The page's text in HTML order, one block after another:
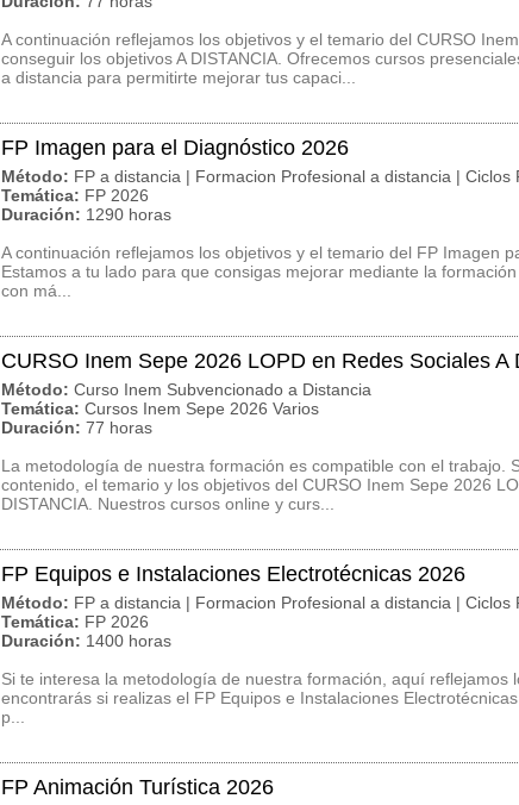
A continuación reflejamos los objetivos y el temario del CURSO
conseguir los objetivos A DISTANCIA. Ofrecemos cursos
a distancia para permitirte mejorar tus capaci...
FP Imagen para el Diagnóstico 2026
Método: FP a distancia | Formacion Profesional a distancia | Ciclos
Temática: FP 2026
Duración: 1290 horas
A continuación reflejamos los objetivos y el temario del FP Imagen
Estamos a tu lado para que consigas mejorar mediante la
con má...
CURSO Inem Sepe 2026 LOPD en Redes Sociales A
Método: Curso Inem Subvencionado a Distancia
Temática: Cursos Inem Sepe 2026 Varios
Duración: 77 horas
La metodología de nuestra formación es compatible con el trabajo.
contenido, el temario y los objetivos del CURSO Inem Sepe 2026
DISTANCIA. Nuestros cursos online y curs...
FP Equipos e Instalaciones Electrotécnicas 2026
Método: FP a distancia | Formacion Profesional a distancia | Ciclos
Temática: FP 2026
Duración: 1400 horas
Si te interesa la metodología de nuestra formación, aquí reflejamos
encontrarás si realizas el FP Equipos e Instalaciones
p...
FP Animación Turística 2026